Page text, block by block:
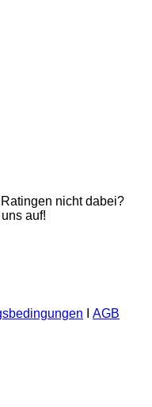
nicht dabei?
auf!
AGB